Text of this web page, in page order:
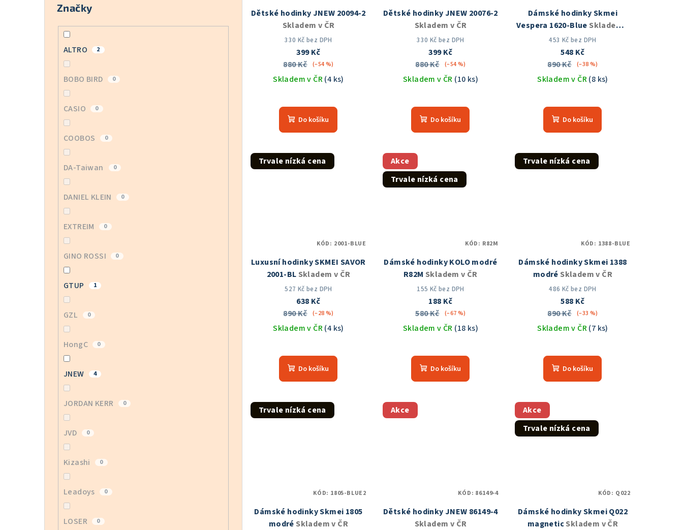
Značky
ALTRO 2
BOBO BIRD 0
CASIO 0
COOBOS 0
DA-Taiwan 0
DANIEL KLEIN 0
EXTREIM 0
GINO ROSSI 0
GTUP 1
GZL 0
HongC 0
JNEW 4
JORDAN KERR 0
JVD 0
Kizashi 0
Leadoys 0
LOSER 0
Dětské hodinky JNEW 20094-2
Skladem v ČR
330 Kč bez DPH
399 Kč
880 Kč
(–54 %)
Skladem v ČR(4 ks)
hodnocení
produktu
je
z
5
Do košíku
Dětské hodinky JNEW 20076-2
Skladem v ČR
330 Kč bez DPH
399 Kč
880 Kč
(–54 %)
Skladem v ČR (10 ks)
Do košíku
Dámské hodinky Skmei
Vespera 1620-Blue Skladem v
ČR
453 Kč bez DPH
548 Kč
890 Kč
(–38 %)
Skladem v ČR(8 ks)
hodnocení
produktu
je
z
5
Do košíku
Trvale nízká cena
Luxusní hodinky SKMEI SAVOR
2001-BL Skladem v ČR
527 Kč bez DPH
638 Kč
890 Kč
(–28 %)
Skladem v ČR(4 ks)
hodnocení
produktu
je
z
5
Do košíku
KÓD: 2001-BLUE
Akce
Trvale nízká cena
Dámské hodinky KOLO modré
R82M Skladem v ČR
155 Kč bez DPH
188 Kč
580 Kč
(–67 %)
Skladem v ČR (18 ks)
hodnocení
produktu
je
Do košíku
KÓD: R82M
Trvale nízká cena
Dámské hodinky Skmei 1388
modré Skladem v ČR
486 Kč bez DPH
588 Kč
890 Kč
(–33 %)
Skladem v ČR(7 ks)
hodnocení
produktu
je
5
hvězdiček.
Do košíku
KÓD: 1388-BLUE
Trvale nízká cena
Dámské hodinky Skmei 1805
modré Skladem v ČR
KÓD: 1805-BLUE2
Akce
Dětské hodinky JNEW 86149-4
Skladem v ČR
KÓD: 86149-4
Akce
Trvale nízká cena
Dámské hodinky Skmei Q022
magneticSkladem v ČR
KÓD: Q022